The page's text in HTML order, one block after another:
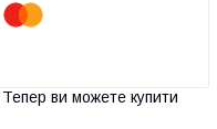
Тепер ви можете купити